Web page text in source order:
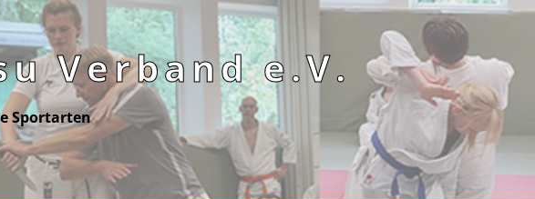
Verband e.V.
Sportarten